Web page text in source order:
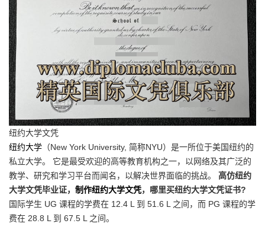
纽约大学文凭
纽约大学 （New York University, 简称NYU）是一所位于美国纽约的
私立大学。 它是最受欢迎的高等教育机构之一，以网络及其广泛的
教学、研究和学习平台而闻名，以解决世界面临的挑战。 高仿纽约
大学文凭毕业证， 制作纽约大学文凭，哪里买纽约大学文凭证书?
国际学生 UG 课程的学费在 12.4 L 到 51.6 L 之间，而 PG 课程的学
费在 28.8 L 到 67.5 L 之间。